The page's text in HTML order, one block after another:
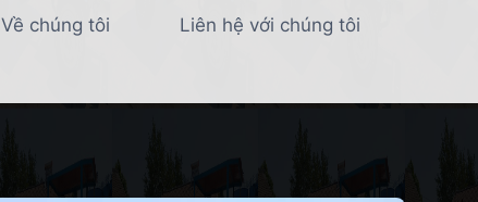
Về chúng tôi Liên hệ với chúng tôi